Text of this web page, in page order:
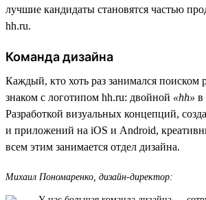
лучшие кандидаты становятся частью
hh.ru.
Команда дизайна
Каждый, кто хоть раз занимался поиском
знаком с логотипом hh.ru: двойной «hh» в
Разработкой визуальных концепций,
и приложений на iOS и Android,
всем этим занимается отдел дизайна.
Михаил Пономаренко, дизайн-директор: